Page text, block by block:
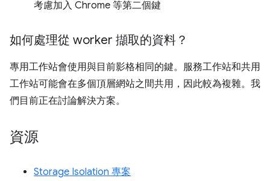
考慮加入 Chrome 等第二個鍵
如何處理從 worker 擷取的資料？
專用工作站會使用與目前影格相同的鍵。服務工作站和共用
工作站可能會在多個頂層網站之間共用，因此較為複雜。我
們目前正在討論解決方案。
資源
Storage Isolation 專案